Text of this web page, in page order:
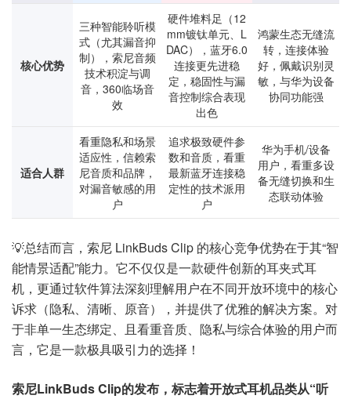
核心优势
三种智能聆听模
式（尤其漏音抑
制），索尼音频
技术积淀与调
音，360临场音
效
硬件堆料足（12
mm镀钛单元、L
DAC），蓝牙6.0
连接更先进稳
定，稳固性与漏
音控制综合表现
出色
鸿蒙生态无缝流
转，连接体验
好，佩戴识别灵
敏，与华为设备
协同功能强
适合人群
看重隐私和场景
适应性，信赖索
尼音质和品牌，
对漏音敏感的用
户
追求极致硬件参
数和音质，看重
最新蓝牙连接稳
定性的技术派用
户
华为手机/设备
用户，看重多设
备无缝切换和生
态联动体验
💡总结而言，索尼 LinkBuds Clip 的核心竞争优势在于其“智
能情景适配”能力。它不仅仅是一款硬件创新的耳夹式耳
机，更通过软件算法深刻理解用户在不同开放环境中的核心
诉求（隐私、清晰、原音），并提供了优雅的解决方案。对
于非单一生态绑定、且看重音质、隐私与综合体验的用户而
言，它是一款极具吸引力的选择！
索尼LinkBuds Clip的发布，标志着开放式耳机品类从“听